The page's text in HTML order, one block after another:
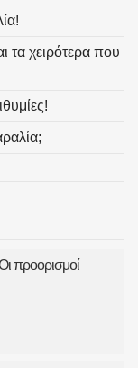
τα χειρότερα που
προορισμοί